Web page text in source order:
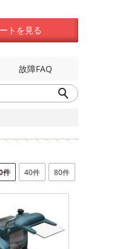
トを見る
故障FAQ
件 40件 80件